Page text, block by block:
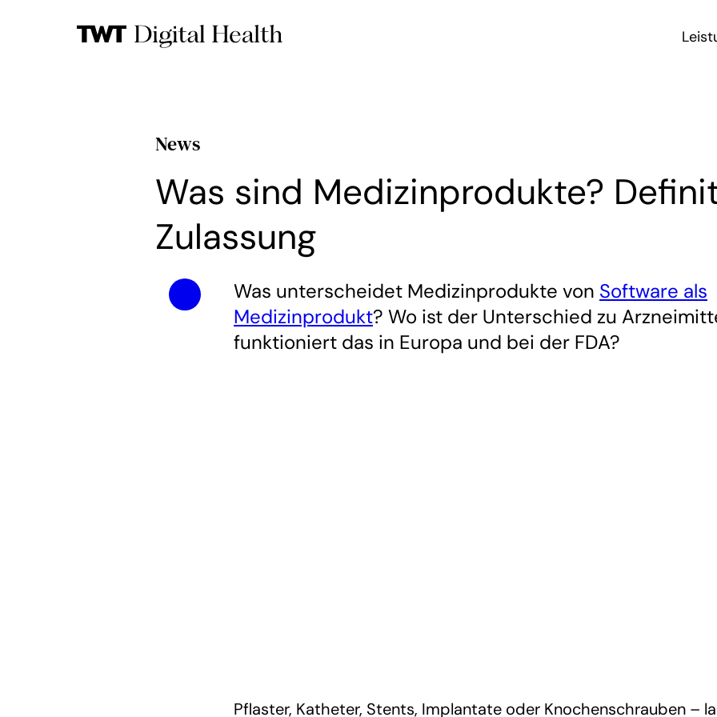
News
Was sind Medizinprodukte?
Zulassung
Was unterscheidet Medizinprodukte von Software als
Medizinprodukt? Wo ist der Unterschied zu
funktioniert das in Europa und bei der FDA?
Pflaster, Katheter, Stents, Implantate oder Knochenschrauben –